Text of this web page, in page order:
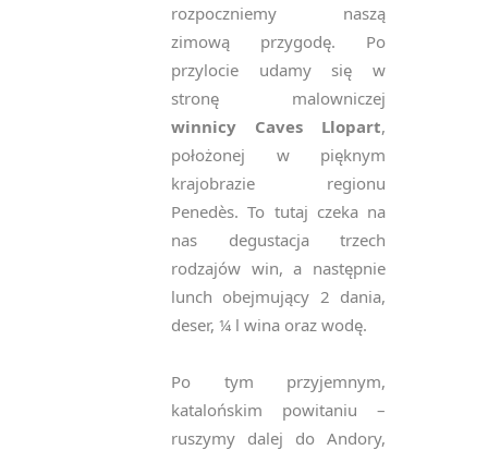
rozpoczniemy naszą
zimową przygodę. Po
przylocie udamy się w
stronę malowniczej
winnicy Caves Llopart,
położonej w pięknym
krajobrazie regionu
Penedès. To tutaj czeka na
nas degustacja trzech
rodzajów win, a następnie
lunch obejmujący 2 dania,
deser, ¼ l wina oraz wodę.
Po tym przyjemnym,
katalońskim powitaniu –
ruszymy dalej do Andory,